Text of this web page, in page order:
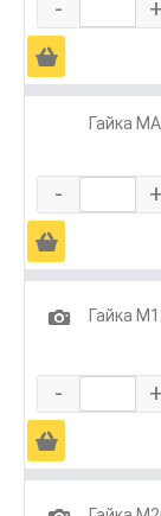
- +
Ä
Гайка
- +
Ä
1
Гайка
- +
Ä